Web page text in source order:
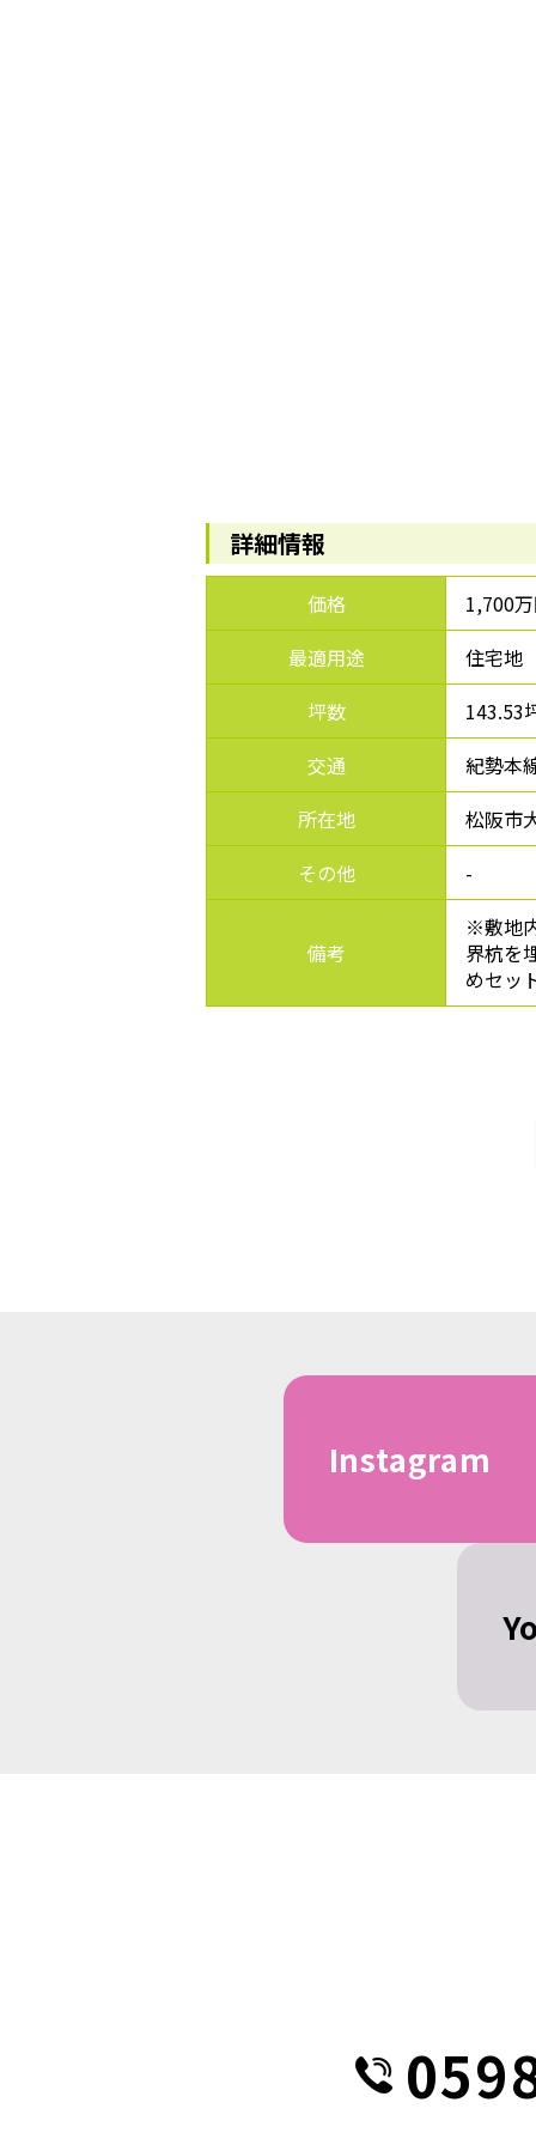
詳細情報
価格
1,700
最適用途
住宅地
坪数
143.53
交通
紀勢本
所在地
松阪市
その他
-
備考
※敷地
界杭を
めセッ
Instagram